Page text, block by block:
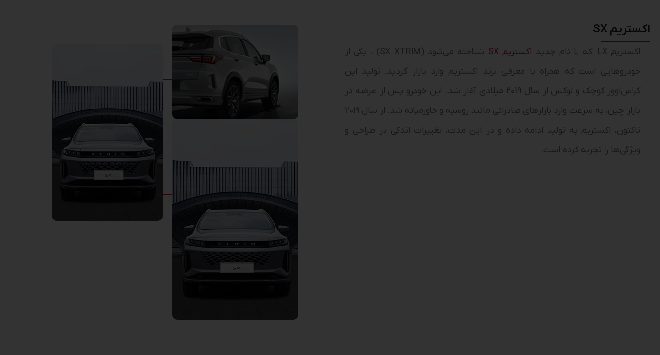
اکستریم SX
اکستریم LX که با نام جدید اکستریم SX
شناخته می‌شود (SX XTRIM) ، یکی از
خودروهایی است که همراه با معرفی برند اکستریم وارد بازار گردید. تولید این
کراس‌اوور کوچک و لوکس از سال 2019 میلادی آغاز شد. این خودرو پس از عرضه در
بازار چین، به سرعت وارد بازارهای صادراتی مانند روسیه و خاورمیانه شد. از سال 2019
تاکنون، اکستریم به تولید ادامه داده و در این مدت، تغییرات اندکی در طراحی و
ویژگی‌ها را تجربه کرده است.